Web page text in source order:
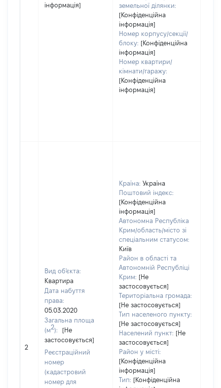
інформація]
земельної ділянки:
[Конфіденційна
інформація]
Номер корпусу/секції/
блоку: [Конфіденційна
інформація]
Номер квартири/
кімнати/гаражу:
[Конфіденційна
інформація]
2
Вид об'єкта:
Квартира
Дата набуття
права:
05.03.2020
Загальна площа
(м2):
[Не
застосовується]
Реєстраційний
номер
(кадастровий
номер для
Країна: Україна
Поштовий індекс:
[Конфіденційна
інформація]
Автономна Республіка
Крим/область/місто зі
спеціальним статусом:
Київ
Район в області та
Автономній Республіці
Крим: [Не
застосовується]
Територіальна громада:
[Не застосовується]
Тип населеного пункту:
[Не застосовується]
Населений пункт: [Не
застосовується]
Район у місті:
[Конфіденційна
інформація]
Тип: [Конфіденційна